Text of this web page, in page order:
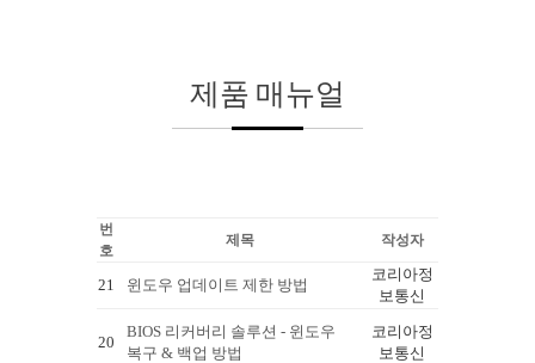
제품 매뉴얼
번
호
제목 작성자
21 윈도우 업데이트 제한 방법
코리아정
보통신
20
BIOS 리커버리 솔루션 - 윈도우
복구 & 백업 방법
코리아정
보통신